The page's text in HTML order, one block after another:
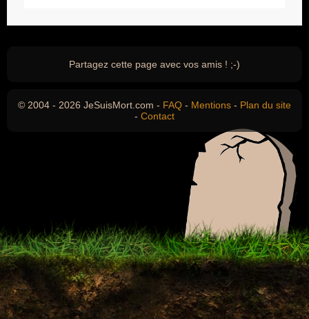
Partagez cette page avec vos amis ! ;-)
© 2004 - 2026 JeSuisMort.com - FAQ - Mentions - Plan du site
- Contact